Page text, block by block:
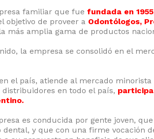
familiar que fue fundada en 1955
objetivo de proveer a Odontólogos,
más amplia gama de productos
la empresa se consolidó en el
el país, atiende al mercado
en todo el país,
es conducida por gente joven,
dental, y que con una firme vocación